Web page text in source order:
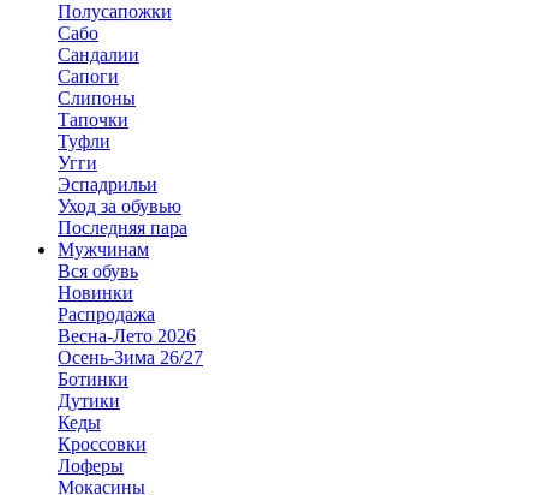
Полусапожки
Сабо
Сандалии
Сапоги
Слипоны
Тапочки
Туфли
Угги
Эспадрильи
Уход за обувью
Последняя пара
Мужчинам
Вся обувь
Новинки
Распродажа
Весна-Лето 2026
Осень-Зима 26/27
Ботинки
Дутики
Кеды
Кроссовки
Лоферы
Мокасины